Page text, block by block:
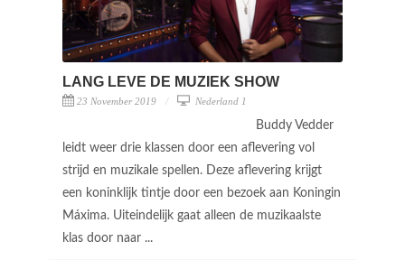
LANG LEVE DE MUZIEK SHOW
23 November 2019 Nederland 1
Buddy Vedder
leidt weer drie klassen door een aflevering vol
strijd en muzikale spellen. Deze aflevering krijgt
een koninklijk tintje door een bezoek aan Koningin
Máxima. Uiteindelijk gaat alleen de muzikaalste
klas door naar ...